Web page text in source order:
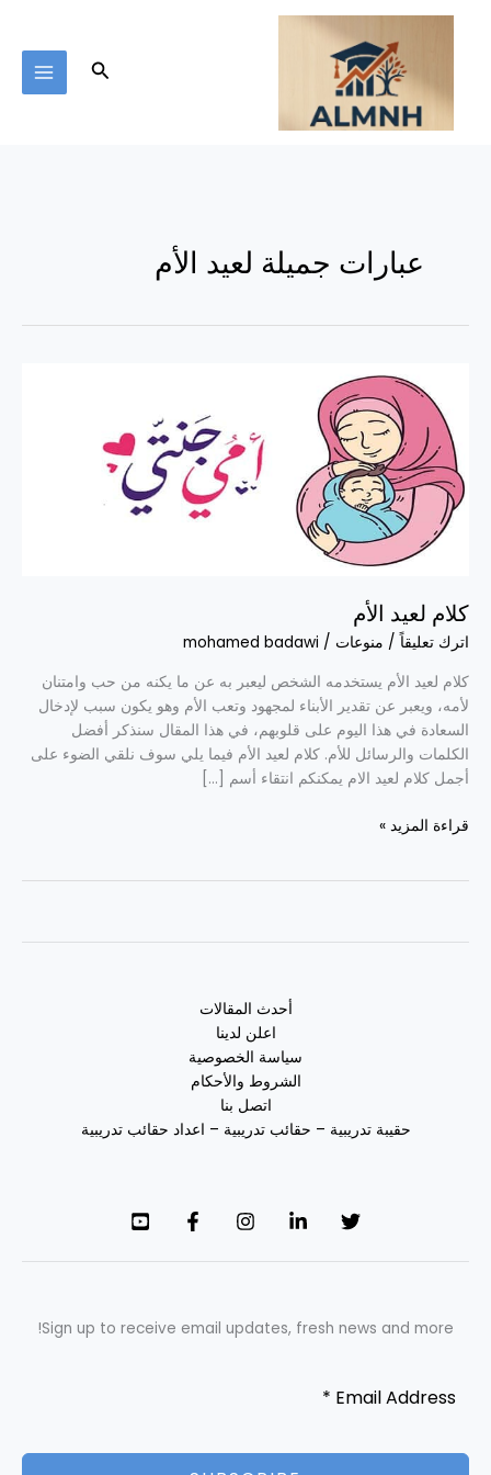
تخطي
البحث
عبارات جميلة لعيد الأم
كلام لعيد الأم
اترك تعليقاً / منوعات /
mohamed badawi
كلام لعيد الأم يستخدمه الشخص ليعبر به عن ما يكنه من حب وامتنان
لأمه، ويعبر عن تقدير الأبناء لمجهود وتعب الأم وهو يكون سبب لإدخال
السعادة في هذا اليوم على قلوبهم، في هذا المقال سنذكر أفضل
الكلمات والرسائل للأم. كلام لعيد الأم فيما يلي سوف نلقي الضوء على
أجمل كلام لعيد الام يمكنكم انتقاء أسم […]
الأم
قراءة المزيد »
أحدث المقالات
اعلن لدينا
سياسة الخصوصية
الشروط والأحكام
اتصل بنا
حقيبة تدريبية – حقائب تدريبية – اعداد حقائب تدريبية
Sign up to receive email updates, fresh news and more!